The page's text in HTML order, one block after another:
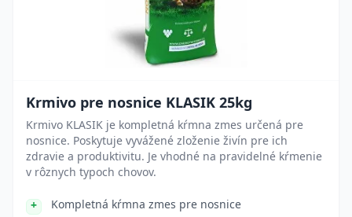
Krmivo pre nosnice KLASIK 25kg
Krmivo KLASIK je kompletná kŕmna zmes určená pre
nosnice. Poskytuje vyvážené zloženie živín pre ich
zdravie a produktivitu. Je vhodné na pravidelné kŕmenie
v rôznych typoch chovov.
Kompletná kŕmna zmes pre nosnice